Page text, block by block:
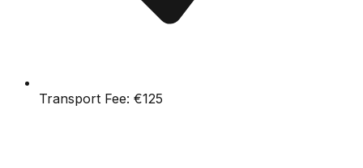
Transport Fee: €125